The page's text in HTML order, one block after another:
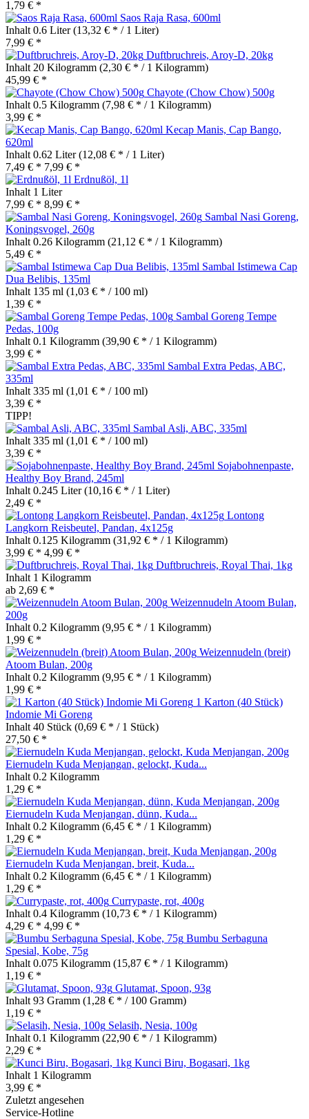
1,79 € *
Saos Raja Rasa, 600ml
Inhalt 0.6 Liter(13,32 € * / 1 Liter)
7,99 € *
Duftbruchreis, Aroy-D, 20kg
Inhalt 20 Kilogramm (2,30 € * / 1 Kilogramm)
45,99 € *
Chayote (Chow Chow) 500g
Inhalt 0.5 Kilogramm (7,98 € * / 1 Kilogramm)
3,99 € *
Kecap Manis, Cap Bango,
620ml
Inhalt 0.62 Liter(12,08 € * / 1 Liter)
7,49 € * 7,99 € *
Erdnußöl, 1l
Inhalt 1 Liter
7,99 € * 8,99 € *
Sambal Nasi Goreng,
Koningsvogel, 260g
Inhalt 0.26 Kilogramm (21,12 € * / 1 Kilogramm)
5,49 € *
Sambal Istimewa Cap
Dua Belibis, 135ml
Inhalt 135 ml (1,03 € * / 100 ml)
1,39 € *
Sambal Goreng Tempe
Pedas, 100g
Inhalt 0.1 Kilogramm (39,90 € * / 1 Kilogramm)
3,99 € *
Sambal Extra Pedas, ABC,
335ml
Inhalt 335 ml (1,01 € * / 100 ml)
3,39 € *
TIPP!
Sambal Asli, ABC, 335ml
Inhalt 335 ml (1,01 € * / 100 ml)
3,39 € *
Sojabohnenpaste,
Healthy Boy Brand, 245ml
Inhalt 0.245 Liter(10,16 € * / 1 Liter)
2,49 € *
Lontong
Langkorn Reisbeutel, Pandan, 4x125g
Inhalt 0.125 Kilogramm (31,92 € * / 1 Kilogramm)
3,99 € * 4,99 € *
Duftbruchreis, Royal Thai, 1kg
Inhalt 1 Kilogramm
ab 2,69 € *
Weizennudeln Atoom Bulan,
200g
Inhalt 0.2 Kilogramm (9,95 € * / 1 Kilogramm)
1,99 € *
Weizennudeln (breit)
Atoom Bulan, 200g
Inhalt 0.2 Kilogramm (9,95 € * / 1 Kilogramm)
1,99 € *
1 Karton (40 Stück)
Indomie Mi Goreng
Inhalt 40 Stück (0,69 € * / 1 Stück)
27,50 € *
Eiernudeln Kuda Menjangan, gelockt, Kuda...
Inhalt 0.2 Kilogramm
1,29 € *
Eiernudeln Kuda Menjangan, dünn, Kuda...
Inhalt 0.2 Kilogramm (6,45 € * / 1 Kilogramm)
1,29 € *
Eiernudeln Kuda Menjangan, breit, Kuda...
Inhalt 0.2 Kilogramm (6,45 € * / 1 Kilogramm)
1,29 € *
Currypaste, rot, 400g
Inhalt 0.4 Kilogramm (10,73 € * / 1 Kilogramm)
4,29 € * 4,99 € *
Bumbu Serbaguna
Spesial, Kobe, 75g
Inhalt 0.075 Kilogramm (15,87 € * / 1 Kilogramm)
1,19 € *
Glutamat, Spoon, 93g
Inhalt 93 Gramm (1,28 € * / 100 Gramm)
1,19 € *
Selasih, Nesia, 100g
Inhalt 0.1 Kilogramm (22,90 € * / 1 Kilogramm)
2,29 € *
Kunci Biru, Bogasari, 1kg
Inhalt 1 Kilogramm
3,99 € *
Zuletzt angesehen
Service-Hotline